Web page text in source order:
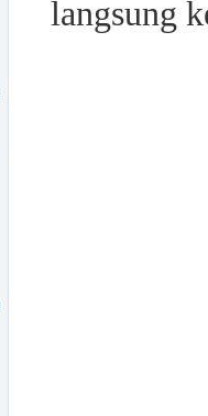
langsung